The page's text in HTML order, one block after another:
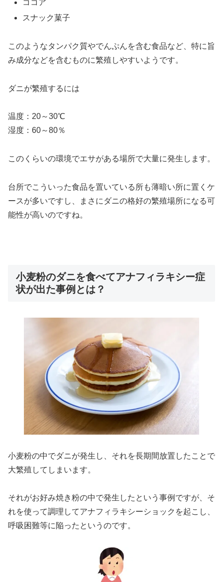
ココア
スナック菓子
このようなタンパク質やでんぷんを含む食品など、特に旨
み成分などを含むものに繁殖しやすいようです。
ダニが繁殖するには
温度：20～30℃
湿度：60～80％
このくらいの環境でエサがある場所で大量に発生します。
台所でこういった食品を置いている所も薄暗い所に置くケ
ースが多いですし、まさにダニの格好の繁殖場所になる可
能性が高いのですね。
小麦粉のダニを食べてアナフィラキシー症
状が出た事例とは？
小麦粉の中でダニが発生し、それを長期間放置したことで
大繁殖してしまいます。
それがお好み焼き粉の中で発生したという事例ですが、そ
れを使って調理してアナフィラキシーショックを起こし、
呼吸困難等に陥ったというのです。